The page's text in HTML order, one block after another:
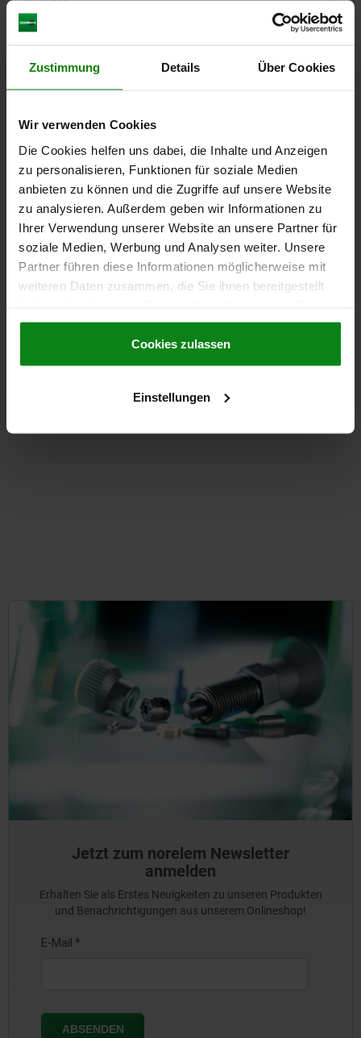
Zustimmung Details Über Cookies
Wir verwenden Cookies
Die Cookies helfen uns dabei, die Inhalte und Anzeigen
zu personalisieren, Funktionen für soziale Medien
anbieten zu können und die Zugriffe auf unsere Website
zu analysieren. Außerdem geben wir Informationen zu
Ihrer Verwendung unserer Website an unsere Partner für
soziale Medien, Werbung und Analysen weiter. Unsere
Partner führen diese Informationen möglicherweise mit
weiteren Daten zusammen, die Sie ihnen bereitgestellt
gesammelt haben.Cookie Richtlinien
Datenschutz|AGB
Cookies zulassen
Einstellungen
Andere Kunden kauften auch
05840
Schubstangenspanner schwere Ausführung mit
Jetzt zum norelem Newsletter
anmelden
Erhalten Sie als Erstes Neuigkeiten zu unseren Produkten
und Benachrichtigungen aus unserem Onlineshop!